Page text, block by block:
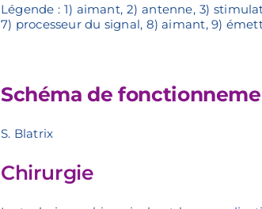
Légende : 1) aimant, 2) antenne, 3)
7) processeur du signal, 8) aimant, 9)
Schéma de
S. Blatrix
Chirurgie